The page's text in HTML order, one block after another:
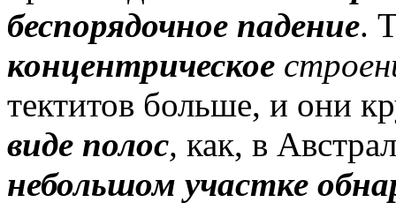
беспорядочное падение.
концентрическое с
тектитов больше, и они
виде полос, как, в
небольшом участке